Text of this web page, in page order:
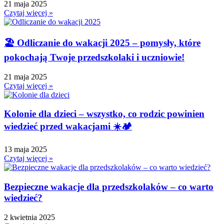
Dzień Dyni
Dzień Edukacji Narodowej
Dzień Kobiet
Dzień Kota
Dzień kropki
Dzień Kubusia Puchatka
Dzień Nauczyciela
Dzień Pluszowego Misia
Dzień Przedszkolaka
Dzień Pszczoły
Dzień Walki z Depresją
Dzień Ziemi
21 maja 2025
Czytaj więcej »
🏖️ Odliczanie do wakacji 2025 – pomysły, które
pokochają Twoje przedszkolaki i uczniowie!
21 maja 2025
Czytaj więcej »
Kolonie dla dzieci – wszystko, co rodzic powinien
wiedzieć przed wakacjami ☀️🏕️
13 maja 2025
Czytaj więcej »
Bezpieczne wakacje dla przedszkolaków – co warto
wiedzieć?
2 kwietnia 2025